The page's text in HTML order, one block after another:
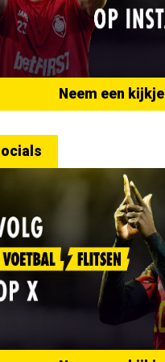
Neem een kijkje